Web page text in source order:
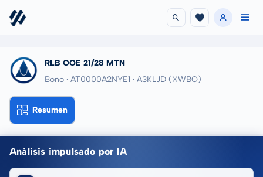
RLB OOE 21/28 MTN
Bono · AT0000A2NYE1 · A3KLJD (XWBO)
Resumen
Análisis impulsado por IA